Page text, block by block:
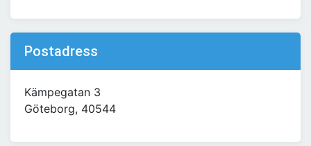
Postadress
Kämpegatan 3
Göteborg, 40544